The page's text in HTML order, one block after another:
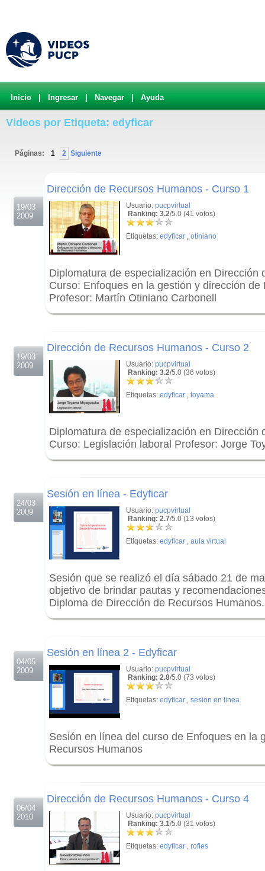
Inicio Ingresar Navegar Ayuda
Videos por Etiqueta: edyficar
Páginas: 1 2 Siguiente
19/03
2009
Dirección de Recursos Humanos - Curso 1
Usuario: pucpvirtual
Ranking: 3.2/5.0 (41 votos)
Etiquetas: edyficar , otiniano
Diplomatura de especialización en Dirección
Curso: Enfoques en la gestión y dirección de
Profesor: Martín Otiniano Carbonell
19/03
2009
Dirección de Recursos Humanos - Curso 2
Usuario: pucpvirtual
Ranking: 3.2/5.0 (36 votos)
Etiquetas: edyficar , toyama
Diplomatura de especialización en Dirección
Curso: Legislación laboral Profesor: Jorge
24/03
2009
Sesión en línea - Edyficar
Usuario: pucpvirtual
Ranking: 2.7/5.0 (13 votos)
Etiquetas: edyficar , aula virtual
Sesión que se realizó el día sábado 21 de
objetivo de brindar pautas y
Diploma de Dirección de Recursos Humanos.
04/05
2009
Sesión en línea 2 - Edyficar
Usuario: pucpvirtual
Ranking: 2.8/5.0 (73 votos)
Etiquetas: edyficar , sesion en linea
Sesión en línea del curso de Enfoques en la
Recursos Humanos
06/04
2010
Dirección de Recursos Humanos - Curso 4
Usuario: pucpvirtual
Ranking: 3.1/5.0 (31 votos)
Etiquetas: edyficar , rofles